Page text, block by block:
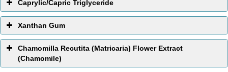
Caprylic/Capric Triglyceride
Xanthan Gum
Chamomilla Recutita (Matricaria) Flower Extract
(Chamomile)